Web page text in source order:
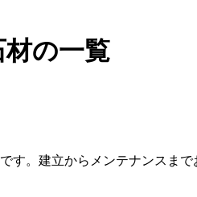
の一覧
す。建立からメンテナンスま